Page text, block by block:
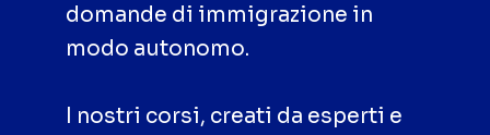
domande di immigrazione in
modo autonomo.
I nostri corsi, creati da esperti e